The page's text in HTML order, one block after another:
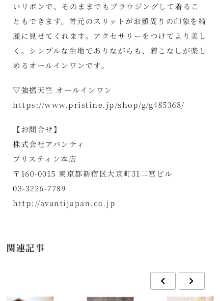
いリボンで、そのままでもブラウジングして着るこ
ともできます。首元のスリットがお顔周りの印象を綺
麗に見せてくれます。アクセサリーをつけてより美し
く。シンプルな生地でありながらも、着こなしが楽し
めるオールインワンです。
▽強撚天竺 オールインワン
https://www.pristine.jp/shop/g/g485368/
【お問合せ】
株式会社アバンティ
プリスティン本店
〒160-0015 東京都新宿区大京町31二宮ビル
03-3226-7789
http://avantijapan.co.jp
関連記事